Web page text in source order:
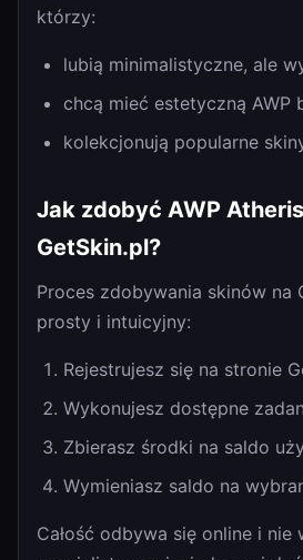
którzy:
lubią minimalistyczne, ale
chcą mieć estetyczną AWP
kolekcjonują popularne
Jak zdobyć AWP
GetSkin.pl?
Proces zdobywania skinów na
prosty i intuicyjny:
Rejestrujesz się na stronie
Wykonujesz dostępne
Zbierasz środki na saldo
Wymieniasz saldo na
Całość odbywa się online i nie